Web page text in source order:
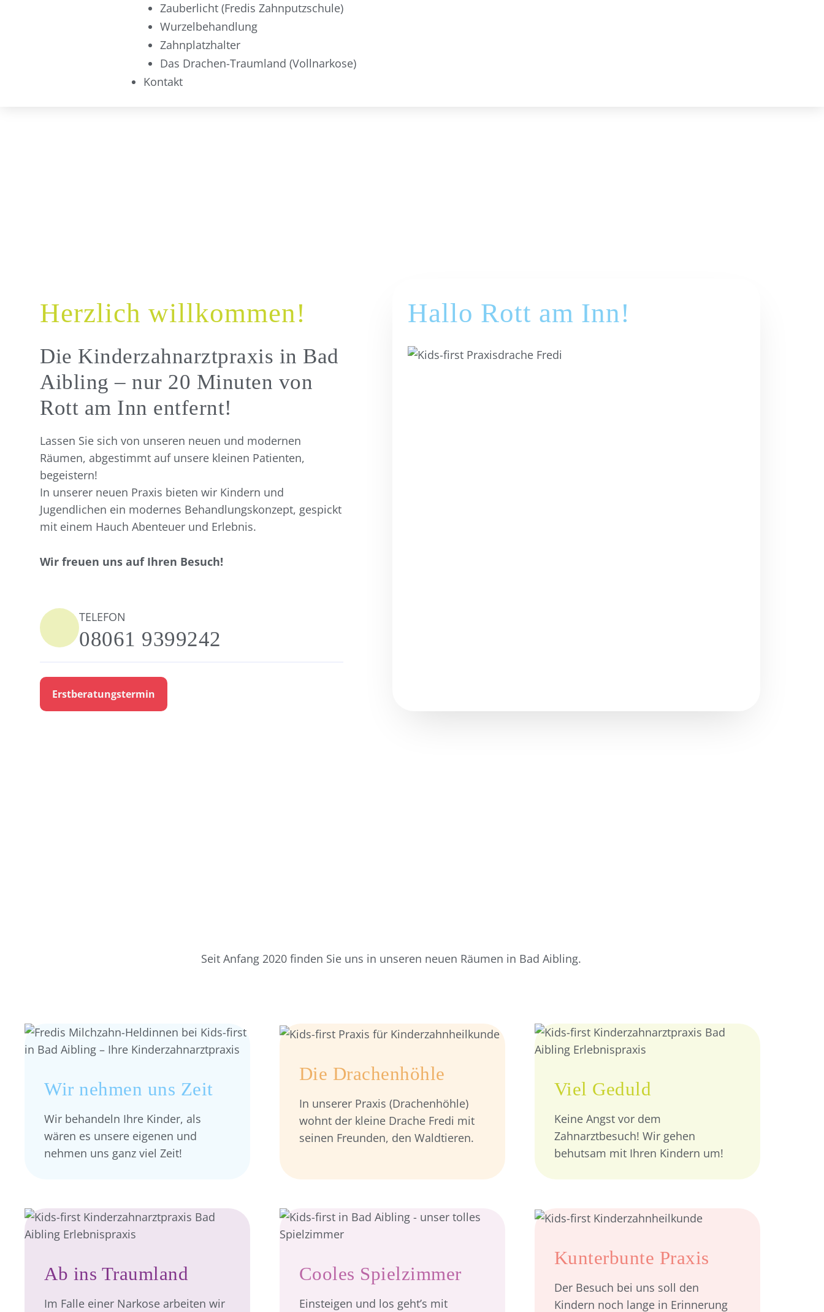
Zauberlicht (Fredis Zahnputzschule)
Wurzelbehandlung
Zahnplatzhalter
Das Drachen-Traumland (Vollnarkose)
Kontakt
Herzlich willkommen!
Die Kinderzahnarztpraxis in Bad
Aibling – nur 20 Minuten von
Rott am Inn entfernt!
Lassen Sie sich von unseren neuen und modernen
Räumen, abgestimmt auf unsere kleinen Patienten,
begeistern!
In unserer neuen Praxis bieten wir Kindern und
Jugendlichen ein modernes Behandlungskonzept, gespickt
mit einem Hauch Abenteuer und Erlebnis.
Wir freuen uns auf Ihren Besuch!
TELEFON
08061 9399242
Erstberatungstermin
Hallo Rott am Inn!
Seit Anfang 2020 finden Sie uns in unseren neuen Räumen in Bad Aibling.
Wir nehmen uns Zeit
Wir behandeln Ihre Kinder, als
wären es unsere eigenen und
nehmen uns ganz viel Zeit!
Die Drachenhöhle
In unserer Praxis (Drachenhöhle)
wohnt der kleine Drache Fredi mit
seinen Freunden, den Waldtieren.
Viel Geduld
Keine Angst vor dem
Zahnarztbesuch! Wir gehen
behutsam mit Ihren Kindern um!
Ab ins Traumland
Im Falle einer Narkose arbeiten wir
Cooles Spielzimmer
Einsteigen und los geht’s mit
Kunterbunte Praxis
Der Besuch bei uns soll den
Kindern noch lange in Erinnerung